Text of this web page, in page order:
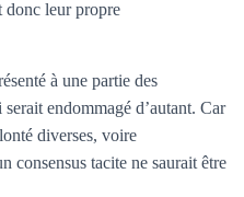
donc leur propre
à une partie des
endommagé d’autant. Car
diverses, voire
consensus tacite ne saurait être